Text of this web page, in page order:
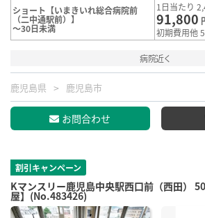
ショート【いまきいれ総合病院前
（二中通駅前）】
～30日未満
1日当たり
91,800
初期費用他
病院近く
鹿児島県 鹿児島市
お問合わせ
割引キャンペーン
Kマンスリー鹿児島中央駅西口前（西田）
屋】(No.483426)